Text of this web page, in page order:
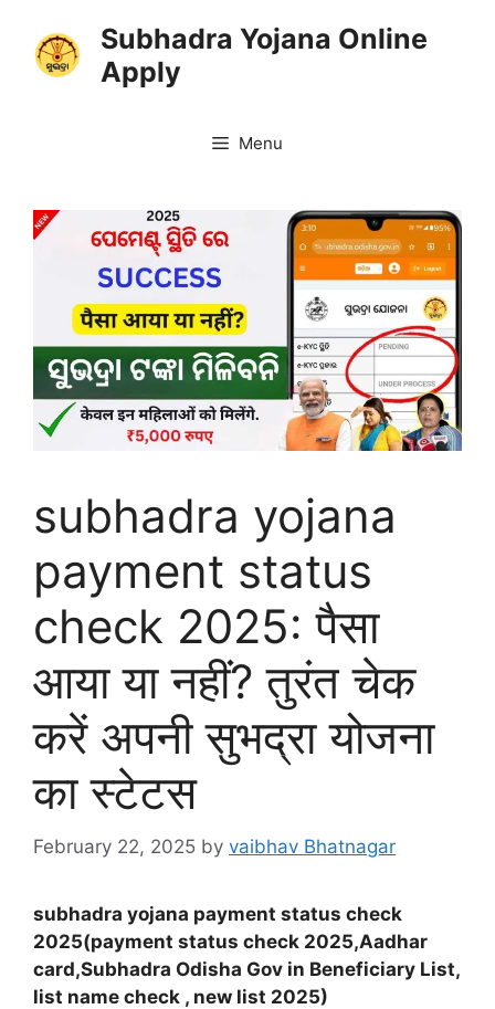
content
Subhadra Yojana Online
Apply
Menu
subhadra yojana
payment status
check 2025: पैसा
आया या नहीं? तुरंत चेक
करें अपनी सुभद्रा योजना
का स्टेटस
February 22, 2025 by vaibhav Bhatnagar
subhadra yojana payment status check
2025(payment status check 2025,Aadhar
card,Subhadra Odisha Gov in Beneficiary List,
list name check , new list 2025)